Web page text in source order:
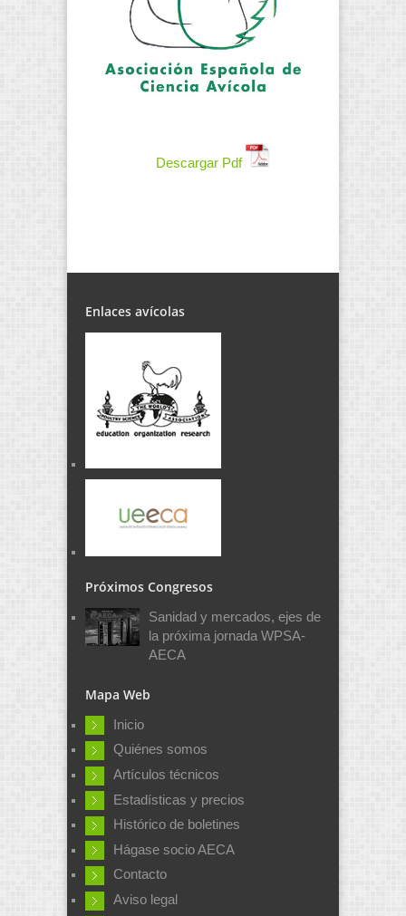
Descargar Pdf
Enlaces avícolas
Próximos Congresos
Sanidad y mercados, ejes de
la próxima jornada WPSA-
AECA
Mapa Web
Inicio
Quiénes somos
Artículos técnicos
Estadísticas y precios
Histórico de boletines
Hágase socio AECA
Contacto
Aviso legal